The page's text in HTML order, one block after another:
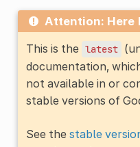
Attention: Here
This is the latest
documentation,
not available in or
stable versions of
See the stable